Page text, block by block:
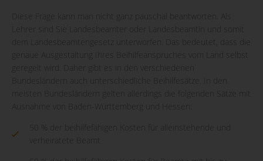
Diese Frage kann man nicht ganz pauschal beantworten. Als
Lehrer sind Sie Landesbeamter oder Landesbeamtin und somit
dem Landesbeamtengesetz unterworfen. Das bedeutet, dass die
genaue Ausgestaltung Ihres Beihilfeanspruches vom Land selbst
Bundesländern auch unterschiedliche Beihilfesätze. In den
meisten Bundesländern gelten allerdings die folgenden Sätze mit
Ausnahme von Baden-Württemberg und Hessen:
50 % der beihilfefähigen Kosten für alleinstehende und